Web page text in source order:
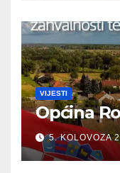
VIJESTI
Općina
5. KOLOVOZA